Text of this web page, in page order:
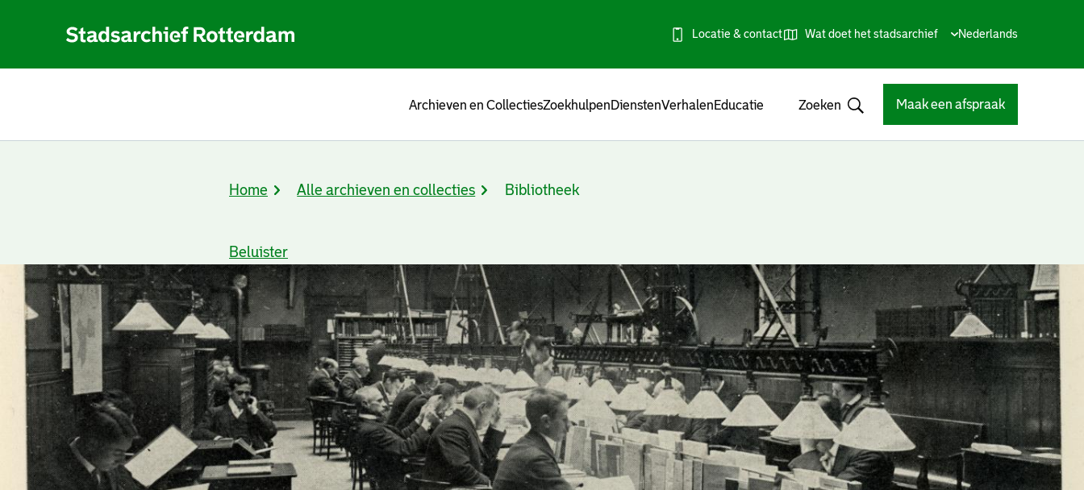
Locatie & contact Wat doet het stadsarchief
Huidige
Nederlands
Archieven en CollectiesZoekhulpenDienstenVerhalenEducatie Zoeken Maak een afspraak
Kruimelpad
Home Alle archieven en collecties Bibliotheek
Beluister